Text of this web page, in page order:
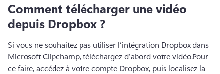
Comment télécharger une vidéo
depuis Dropbox ?
Si vous ne souhaitez pas utiliser l’intégration Dropbox dans
Microsoft Clipchamp, téléchargez d'abord votre vidéo.Pour
ce faire, accédez à votre compte Dropbox, puis localisez la